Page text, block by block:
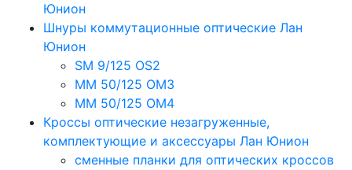
Юнион
Шнуры коммутационные оптические Лан
Юнион
SM 9/125 OS2
MM 50/125 OM3
MM 50/125 OM4
Кроссы оптические незагруженные,
комплектующие и аксессуары Лан Юнион
сменные планки для оптических кроссов